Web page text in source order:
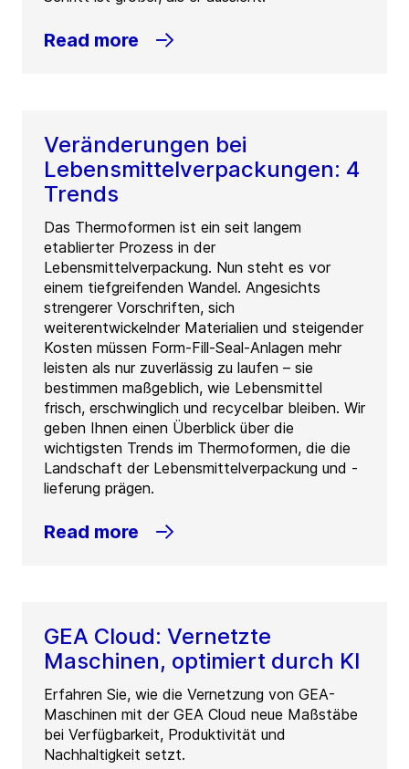
Read more
Veränderungen bei
Lebensmittelverpackungen: 4
Trends
Das Thermoformen ist ein seit langem
etablierter Prozess in der
Lebensmittelverpackung. Nun steht es vor
einem tiefgreifenden Wandel. Angesichts
strengerer Vorschriften, sich
weiterentwickelnder Materialien und steigender
Kosten müssen Form-Fill-Seal-Anlagen mehr
leisten als nur zuverlässig zu laufen – sie
bestimmen maßgeblich, wie Lebensmittel
frisch, erschwinglich und recycelbar bleiben. Wir
geben Ihnen einen Überblick über die
wichtigsten Trends im Thermoformen, die die
Landschaft der Lebensmittelverpackung und -
lieferung prägen.
Read more
GEA Cloud: Vernetzte
Maschinen, optimiert durch KI
Erfahren Sie, wie die Vernetzung von GEA-
Maschinen mit der GEA Cloud neue Maßstäbe
bei Verfügbarkeit, Produktivität und
Nachhaltigkeit setzt.